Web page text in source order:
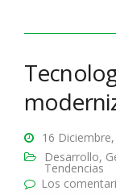
16 Diciembre,
Desarrollo,
Tendencias
Los